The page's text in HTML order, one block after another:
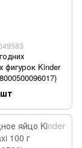
Kinder
шт